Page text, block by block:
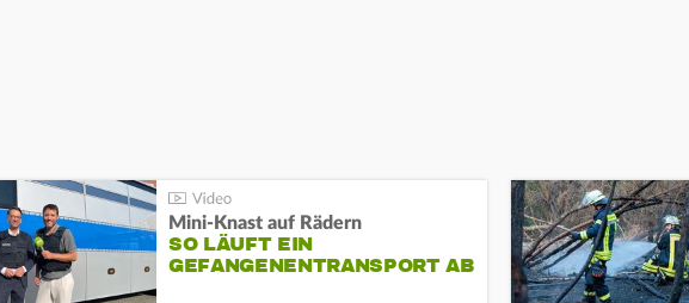
Mini-Knast auf Rädern
SO LÄUFT EIN
GEFANGENENTRANSPORT AB